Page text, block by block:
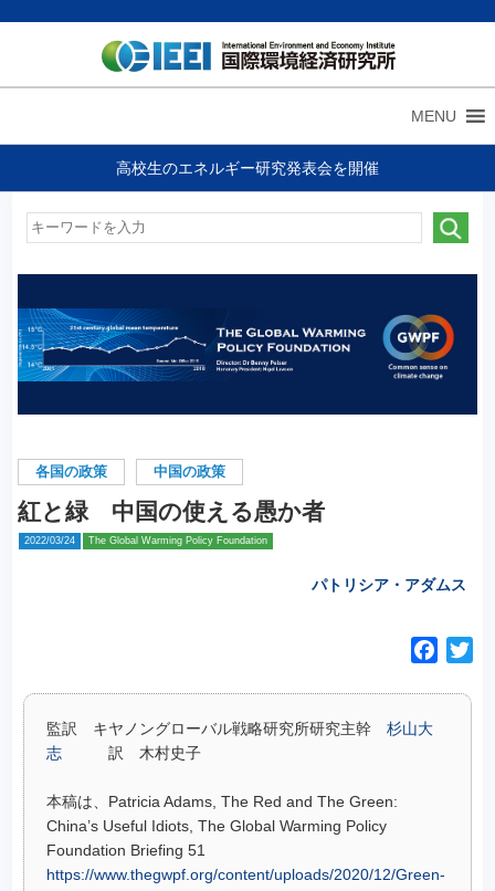
MENU
高校生のエネルギー研究発表会を開催
各国の政策 中国の政策
紅と緑 中国の使える愚か者
2022/03/24 The Global Warming Policy Foundation
パトリシア・アダムス
監訳 キヤノングローバル戦略研究所研究主幹 杉山大
志訳 木村史子
本稿は、Patricia Adams, The Red and The Green:
China’s Useful Idiots, The Global Warming Policy
Foundation Briefing 51
https://www.thegwpf.org/content/uploads/2020/12/Green-